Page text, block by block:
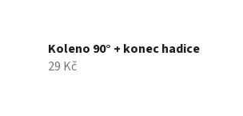
Koleno 90° + konec hadice
29 Kč